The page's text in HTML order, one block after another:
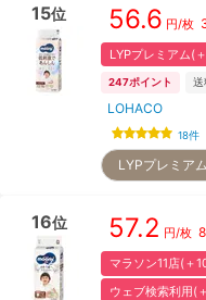
15位 56.6 円/枚
LYPプレミアム(
247ポイント 送
LOHACO
18件
LYPプレミア
16位 57.2 円/枚
マラソン11店(＋
ウェブ検索利用(